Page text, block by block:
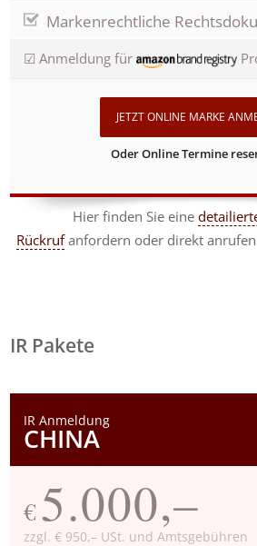
Markenrechtliche
☑ Anmeldung für
JETZT ONLINE MARKE
Oder Online Termine
Hier finden Sie eine
Rückrufanfordern oder direkt
IR Pakete
IR Anmeldung
CHINA
€ 5.000,–
zzgl. € 950,– USt. und Amtsgebühren